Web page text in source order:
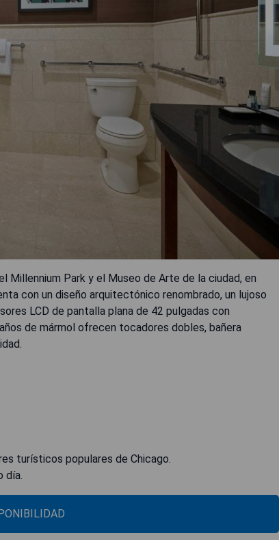
Millennium Park y el Museo de Arte de la ciudad, en
con un diseño arquitectónico renombrado, un lujoso
LCD de pantalla plana de 42 pulgadas con
de mármol ofrecen tocadores dobles, bañera
turísticos populares de Chicago.
día.